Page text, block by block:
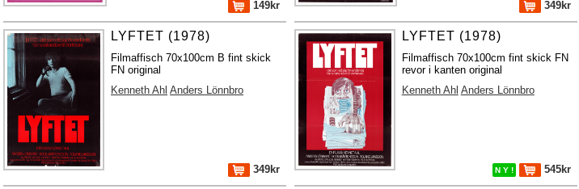
149kr 349kr
LYFTET (1978)
Filmaffisch 70x100cm B fint skick
FN original
Kenneth Ahl Anders Lönnbro
349kr
LYFTET (1978)
Filmaffisch 70x100cm fint skick FN
revor i kanten original
Kenneth Ahl Anders Lönnbro
N Y ! 545kr